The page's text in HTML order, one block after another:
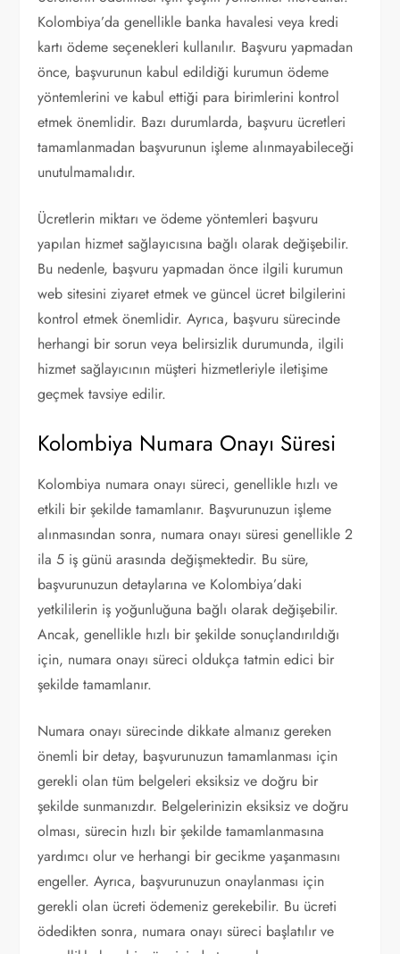
Kolombiya’da genellikle banka havalesi veya kredi
kartı ödeme seçenekleri kullanılır. Başvuru yapmadan
önce, başvurunun kabul edildiği kurumun ödeme
yöntemlerini ve kabul ettiği para birimlerini kontrol
etmek önemlidir. Bazı durumlarda, başvuru ücretleri
tamamlanmadan başvurunun işleme alınmayabileceği
unutulmamalıdır.
Ücretlerin miktarı ve ödeme yöntemleri başvuru
yapılan hizmet sağlayıcısına bağlı olarak değişebilir.
Bu nedenle, başvuru yapmadan önce ilgili kurumun
web sitesini ziyaret etmek ve güncel ücret bilgilerini
kontrol etmek önemlidir. Ayrıca, başvuru sürecinde
herhangi bir sorun veya belirsizlik durumunda, ilgili
hizmet sağlayıcının müşteri hizmetleriyle iletişime
geçmek tavsiye edilir.
Kolombiya Numara Onayı Süresi
Kolombiya numara onayı süreci, genellikle hızlı ve
etkili bir şekilde tamamlanır. Başvurunuzun işleme
alınmasından sonra, numara onayı süresi genellikle 2
ila 5 iş günü arasında değişmektedir. Bu süre,
başvurunuzun detaylarına ve Kolombiya’daki
yetkililerin iş yoğunluğuna bağlı olarak değişebilir.
Ancak, genellikle hızlı bir şekilde sonuçlandırıldığı
için, numara onayı süreci oldukça tatmin edici bir
şekilde tamamlanır.
Numara onayı sürecinde dikkate almanız gereken
önemli bir detay, başvurunuzun tamamlanması için
gerekli olan tüm belgeleri eksiksiz ve doğru bir
şekilde sunmanızdır. Belgelerinizin eksiksiz ve doğru
olması, sürecin hızlı bir şekilde tamamlanmasına
yardımcı olur ve herhangi bir gecikme yaşanmasını
engeller. Ayrıca, başvurunuzun onaylanması için
gerekli olan ücreti ödemeniz gerekebilir. Bu ücreti
ödedikten sonra, numara onayı süreci başlatılır ve